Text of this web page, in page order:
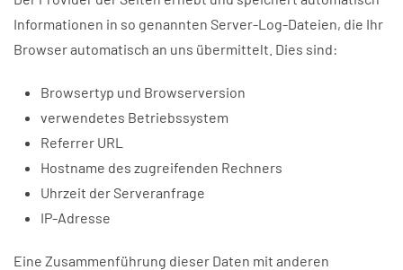
Informationen in so genannten Server-Log-Dateien, die Ihr
Browser automatisch an uns übermittelt. Dies sind:
Browsertyp und Browserversion
verwendetes Betriebssystem
Referrer URL
Hostname des zugreifenden Rechners
Uhrzeit der Serveranfrage
IP-Adresse
Eine Zusammenführung dieser Daten mit anderen